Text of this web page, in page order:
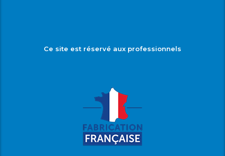
Ce site est réservé aux professionnels